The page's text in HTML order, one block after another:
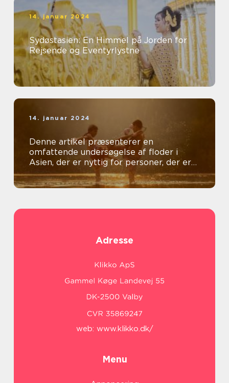
14. januar 2024
Sydøstasien: En Himmel på Jorden for
Rejsende og Eventyrlystne
14. januar 2024
Denne artikel præsenterer en
omfattende undersøgelse af floder i
Asien, der er nyttig for personer, der er
generelt interesseret i emnet
Adresse
web: www.klikko.dk/
Menu